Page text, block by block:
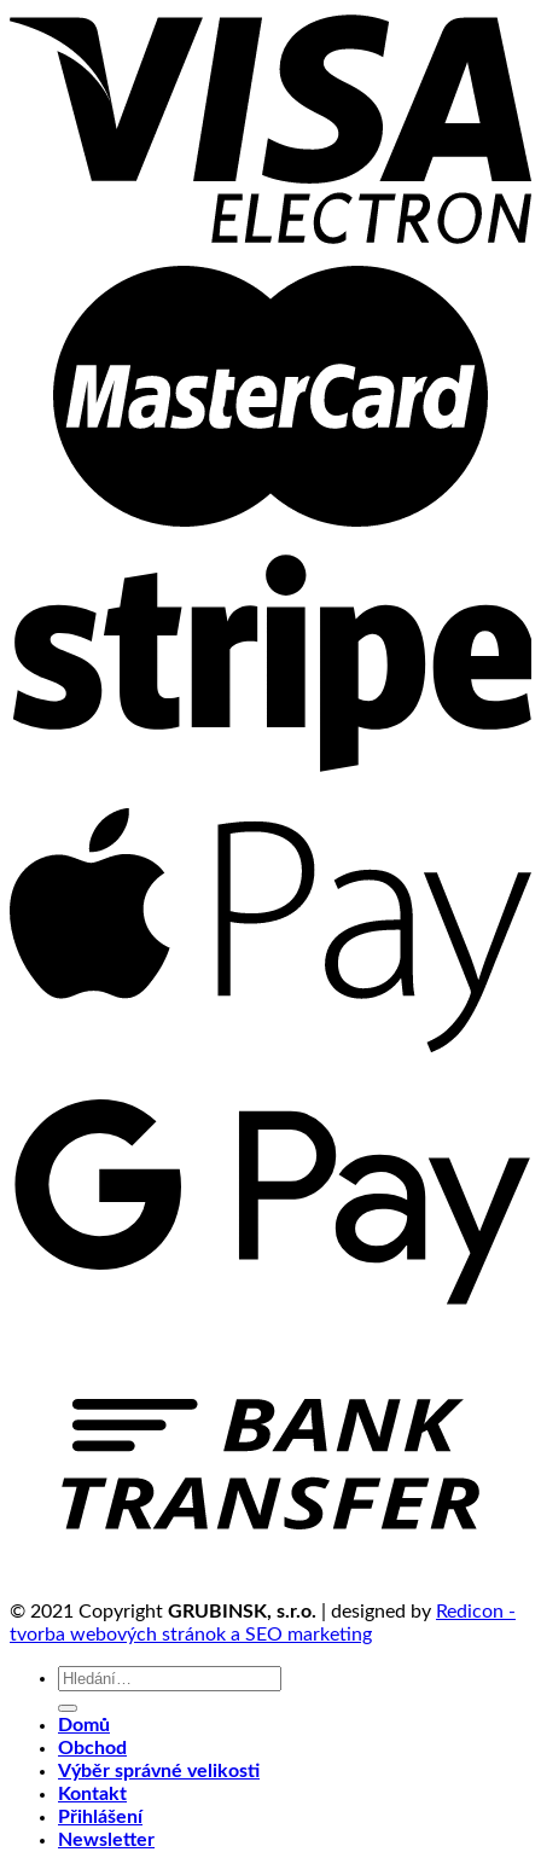
© 2021 Copyright GRUBINSK, s.r.o. | designed by Redicon -
tvorba webových stránok a SEO marketing
Hledat:
Domů
Obchod
Výběr správné velikosti
Kontakt
Přihlášení
Newsletter